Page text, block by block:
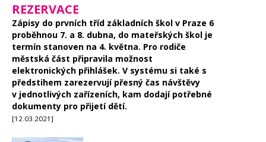
REZERVACE
Zápisy do prvních tříd základních škol v Praze 6
proběhnou 7. a 8. dubna, do mateřských škol je
termín stanoven na 4. května. Pro rodiče
městská část připravila možnost
elektronických přihlášek. V systému si také s
předstihem zarezervují přesný čas návštěvy
v jednotlivých zařízeních, kam dodají potřebné
dokumenty pro přijetí dětí.
[12.03.2021]